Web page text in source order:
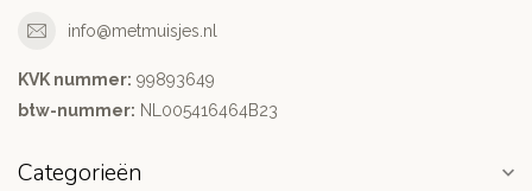
info@metmuisjes.nl
KVK nummer: 99893649
btw-nummer: NL005416464B23
Categorieën